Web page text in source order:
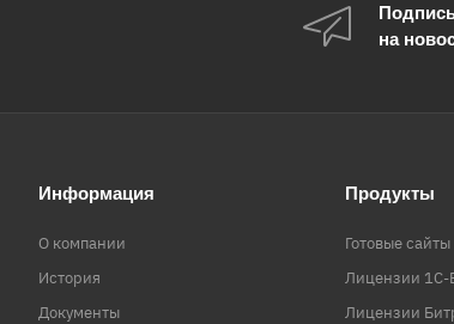
на
Информация
О компании
История
Документы
Продукты
Готовые сайты
Лицензии 1С-
Лицензии